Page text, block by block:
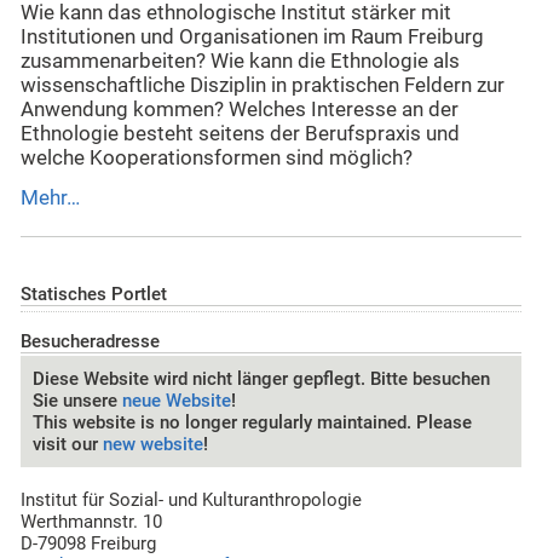
Wie kann das ethnologische Institut stärker mit
Institutionen und Organisationen im Raum Freiburg
zusammenarbeiten? Wie kann die Ethnologie als
wissenschaftliche Disziplin in praktischen Feldern zur
Anwendung kommen? Welches Interesse an der
Ethnologie besteht seitens der Berufspraxis und
welche Kooperationsformen sind möglich?
Mehr…
Statisches Portlet
Besucheradresse
Diese Website wird nicht länger gepflegt. Bitte besuchen
Sie unsere neue Website!
This website is no longer regularly maintained. Please
visit our new website!
Institut für Sozial- und Kulturanthropologie
Werthmannstr. 10
D-79098 Freiburg